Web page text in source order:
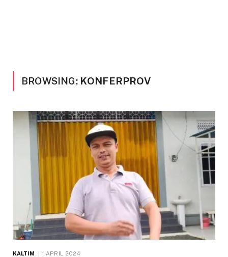
BROWSING: KONFERPROV
KALTIM 1 APRIL 2024